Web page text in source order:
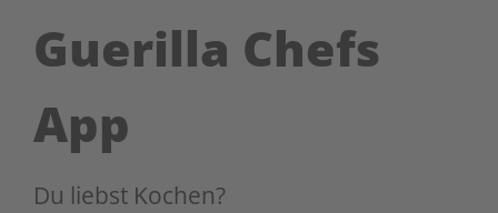
Guerilla Chefs
App
Du liebst Kochen?